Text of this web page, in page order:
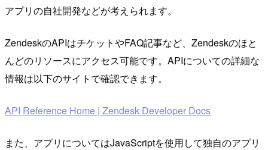
アプリの自社開発などが考えられます。
ZendeskのAPIはチケットやFAQ記事など、Zendeskのほと
んどのリソースにアクセス可能です。APIについての詳細な
情報は以下のサイトで確認できます。
API Reference Home | Zendesk Developer Docs
また、アプリについてはJavaScriptを使用して独自のアプリ